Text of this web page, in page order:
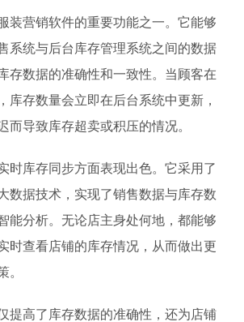
装营销软件的重要功能之一。它能够
系统与后台库存管理系统之间的数据
存数据的准确性和一致性。当顾客在
库存数量会立即在后台系统中更新，
而导致库存超卖或积压的情况。
时库存同步方面表现出色。它采用了
数据技术，实现了销售数据与库存数
能分析。无论店主身处何地，都能够
时查看店铺的库存情况，从而做出更
。
提高了库存数据的准确性，还为店铺